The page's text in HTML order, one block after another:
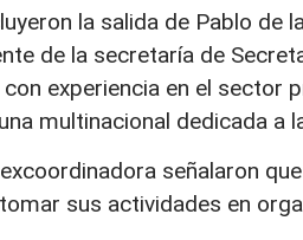
la salida de Pablo de
de la secretaría de
experiencia en el sector
multinacional dedicada a
señalaron
sus actividades en